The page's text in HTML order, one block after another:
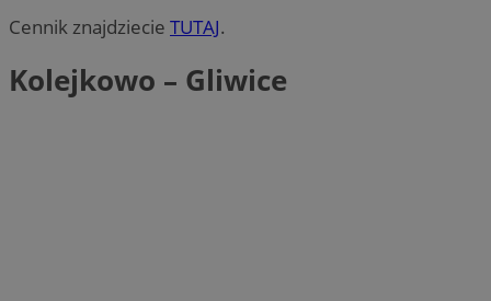
Cennik znajdziecie TUTAJ.
Kolejkowo – Gliwice